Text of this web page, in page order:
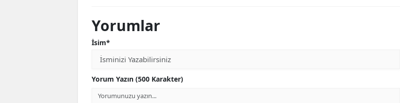
Yorumlar
İsim*
Yorum Yazın (500 Karakter)